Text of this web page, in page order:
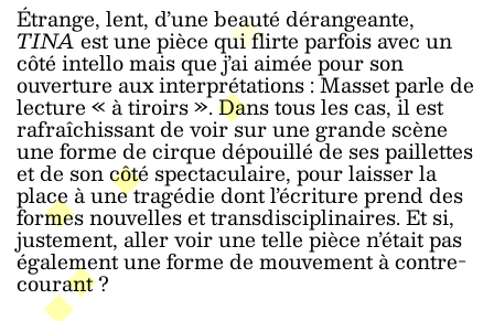
Étrange, lent, d’une beauté dérangeante,
TINAest une pièce qui flirte parfois avec un
côté intello mais que j’ai aimée pour son
ouverture aux interprétations : Masset parle de
lecture « à tiroirs ». Dans tous les cas, il est
rafraîchissant de voir sur une grande scène
une forme de cirque dépouillé de ses paillettes
et de son côté spectaculaire, pour laisser la
place à une tragédie dont l’écriture prend des
formes nouvelles et transdisciplinaires. Et si,
justement, aller voir une telle pièce n’était pas
également une forme de mouvement à contre-
courant ?